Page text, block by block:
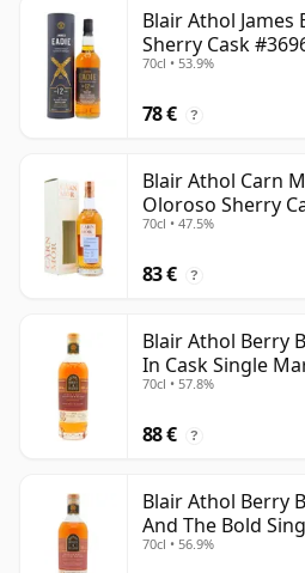
Blair Athol James
Sherry Cask
70cl • 53.9%
78 € ?
Blair Athol Carn
Oloroso Sherry
70cl • 47.5%
83 € ?
Blair Athol Berry
In Cask Single
70cl • 57.8%
88 € ?
Blair Athol Berry
And The Bold
70cl • 56.9%